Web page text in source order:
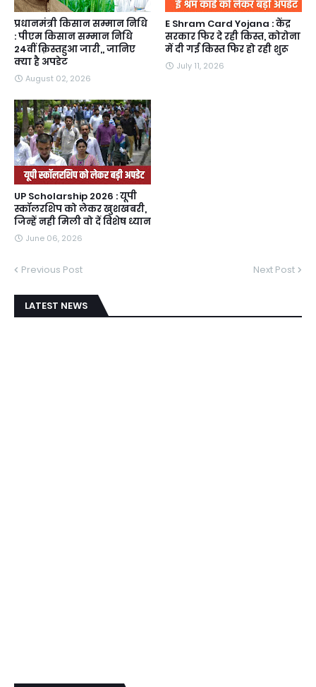
प्रधानमंत्री किसान सम्मान निधि
: पीएम किसान सम्मान निधि
24वीं क़िस्तहुआ जारी,, जानिए
क्या है अपडेट
August 02, 2026
E Shram Card Yojana : केंद्र
सरकार फिर दे रही किस्त, कोरोना
में दी गई किस्त फिर हो रही शुरू
July 11, 2026
UP Scholarship 2026 : यूपी
स्कॉलरशिप को लेकर खुशखबरी,
जिन्हें नही मिली वो दें विशेष ध्यान
June 06, 2026
Previous Post Next Post
LATEST NEWS